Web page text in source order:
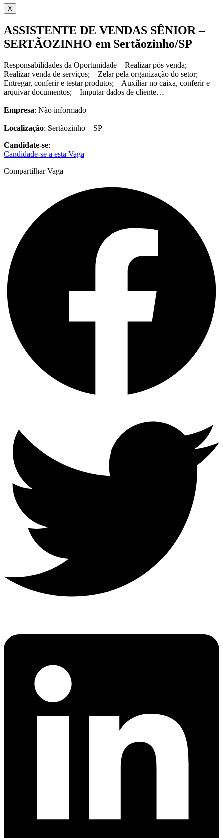
X
ASSISTENTE DE VENDAS SÊNIOR –
SERTÃOZINHO em Sertãozinho/SP
Responsabilidades da Oportunidade – Realizar pós venda; –
Realizar venda de serviços; – Zelar pela organização do setor; –
Entregar, conferir e testar produtos; – Auxiliar no caixa, conferir e
arquivar documentos; – Imputar dados de cliente…
Empresa: Não informado
Localização: Sertãozinho – SP
Candidate-se:
Candidade-se a esta Vaga
Compartilhar Vaga